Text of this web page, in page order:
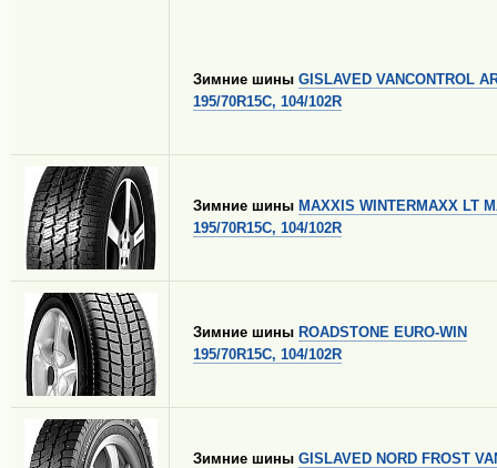
Зимние шины GISLAVED VANCONTROL
195/70R15C, 104/102R
Зимние шины MAXXIS WINTERMAXX LT
195/70R15C, 104/102R
Зимние шины ROADSTONE EURO-WIN
195/70R15C, 104/102R
Зимние шины GISLAVED NORD FROST